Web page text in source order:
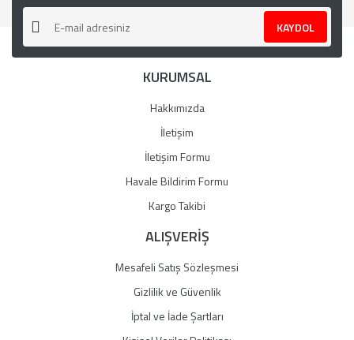
Ürün resmi kalitesiz, bozuk veya görüntülenemiyor.
Ürün açıklamasında eksik bilgiler bulunuyor.
Ürün bilgilerinde hatalar bulunuyor.
Ürün fiyatı diğer sitelerden daha pahalı.
Gönder
KAYDOL
KURUMSAL
Hakkımızda
İletişim
İletişim Formu
Havale Bildirim Formu
Kargo Takibi
ALIŞVERİŞ
Mesafeli Satış Sözleşmesi
Gizlilik ve Güvenlik
İptal ve İade Şartları